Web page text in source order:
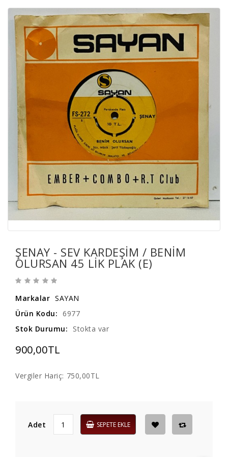
ŞENAY - SEV KARDEŞİM / BENİM
OLURSAN 45 LİK PLAK (E)
Markalar SAYAN
Ürün Kodu: 6977
Stok Durumu:
Stokta var
900,00TL
Vergiler Hariç: 750,00TL
Adet SEPETE EKLE